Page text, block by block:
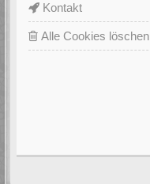
Kontakt
Alle Cookies löschen